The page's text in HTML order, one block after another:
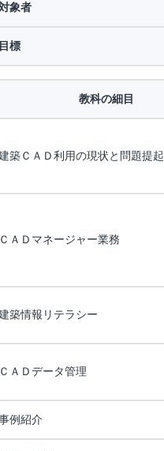
象者
標
教科の細目
築ＣＡＤ利用の現状と問題提起
ＡＤマネージャー業務
築情報リテラシー
ＡＤデータ管理
例紹介